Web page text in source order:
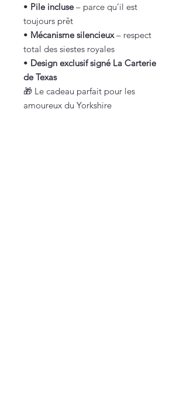
• Pile incluse– parce qu’il est
toujours prêt
• Mécanisme silencieux– respect
total des siestes royales
• Design exclusif signé La Carterie
de Texas
🎁 Le cadeau parfait pour les
amoureux du Yorkshire